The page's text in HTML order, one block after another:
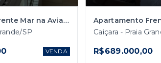
Apartamento Frente Mar na Aviação em Praia Grande
SP
VENDA
Caiçara - Praia
R$689.000,00